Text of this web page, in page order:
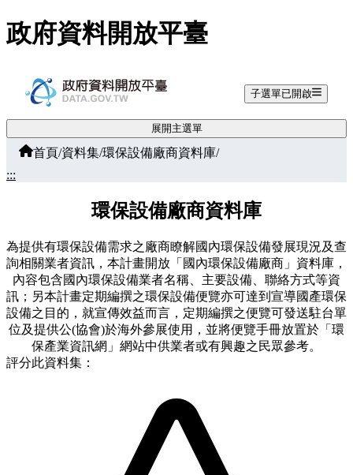
跳至主要內容
政府資料開放平臺
子選單已開啟
展開主選單
首頁/資料集/環保設備廠商資料庫/
:::
環保設備廠商資料庫
為提供有環保設備需求之廠商瞭解國內環保設備發展現況及查
詢相關業者資訊，本計畫開放「國內環保設備廠商」資料庫，
內容包含國內環保設備業者名稱、主要設備、聯絡方式等資
訊；另本計畫定期編撰之環保設備便覽亦可達到宣導國產環保
設備之目的，就宣傳效益而言，定期編撰之便覽可發送駐台單
位及提供公(協會)於海外參展使用，並將便覽手冊放置於「環
保產業資訊網」網站中供業者或有興趣之民眾參考。
評分此資料集：